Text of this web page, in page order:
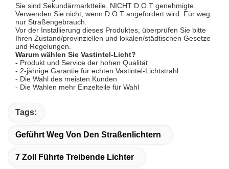
Sie sind Sekundärmarktteile. NICHT D.O.T genehmigte.
Verwenden Sie nicht, wenn D.O.T angefordert wird. Für weg
nur Straßengebrauch.
Vor der Installierung dieses Produktes, überprüfen Sie bitte
Ihren Zustand/provinziellen und lokalen/städtischen Gesetze
und Regelungen.
Warum wählen Sie Vastintel-Licht?
- Produkt und Service der hohen Qualität
- 2-jährige Garantie für echten Vastintel-Lichtstrahl
- Die Wahl des meisten Kunden
- Die Wahlen mehr Einzelteile für Wahl
Tags:
Geführt Weg Von Den Straßenlichtern
7 Zoll Führte Treibende Lichter